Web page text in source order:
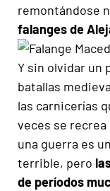
remontándose
falanges de
Y sin olvidar un
batallas
las carnicerías
veces se
una guerra es
terrible, pero
de períodos